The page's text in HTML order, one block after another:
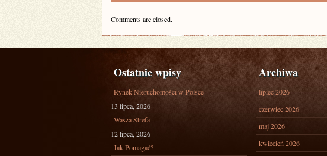
Comments are closed.
Ostatnie wpisy
Rynek Nieruchomości w Polsce
13 lipca, 2026
Wasza Strefa
12 lipca, 2026
Jak Pomagać?
Archiwa
lipiec 2026
czerwiec 2026
maj 2026
kwiecień 2026